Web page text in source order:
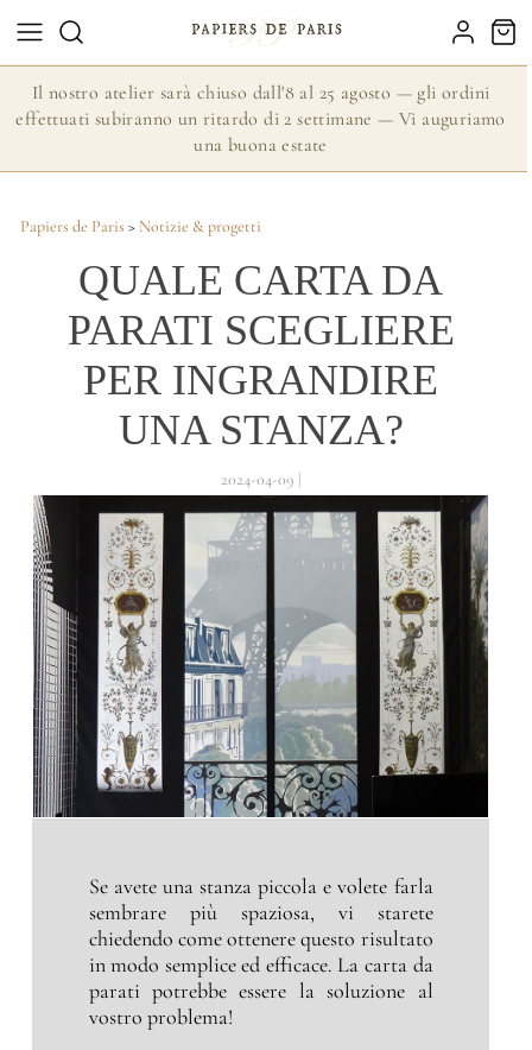
Il nostro atelier sarà chiuso dall'8 al 25 agosto — gli ordini
effettuati subiranno un ritardo di 2 settimane — Vi auguriamo
una buona estate
Papiers de Paris > Notizie & progetti
QUALE CARTA DA
PARATI SCEGLIERE
PER INGRANDIRE
UNA STANZA?
2024-04-09 |
Se avete una stanza piccola e volete farla
sembrare più spaziosa, vi starete
chiedendo come ottenere questo risultato
in modo semplice ed efficace. La carta da
parati potrebbe essere la soluzione al
vostro problema!